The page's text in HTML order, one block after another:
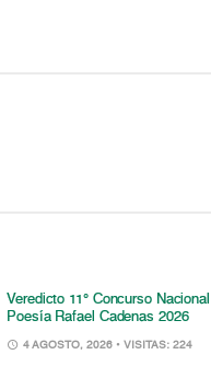
Veredicto 11° Concurso
Poesía Rafael Cadenas 2026
4 AGOSTO, 2026 • VISITAS: 224